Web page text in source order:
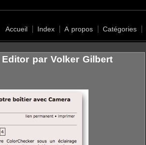
Accueil Index A propos Catégories
par Volker Gilbert